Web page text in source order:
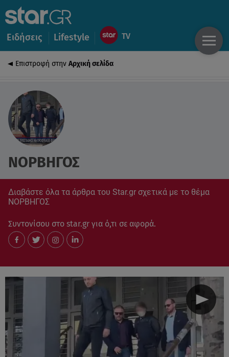
Ειδήσεις Lifestyle
Επιστροφή στην Αρχική σελίδα
ΝΟΡΒΗΓΟΣ
Διαβάστε όλα τα άρθρα του Star.gr σχετικά με το θέμα
ΝΟΡΒΗΓΟΣ
Συντονίσου στο star.gr για ό,τι σε αφορά.